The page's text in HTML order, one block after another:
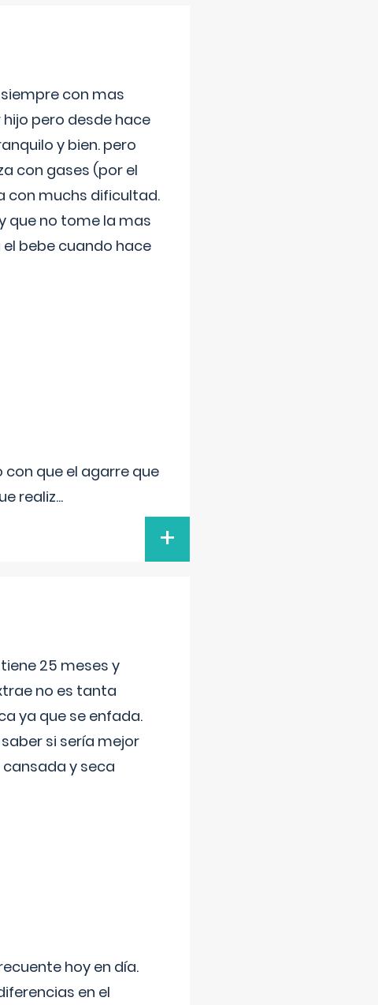
con mas
pero desde hace
y bien. pero
con gases (por el
con muchs dificultad.
que no tome la mas
bebe cuando hace
que el agarre que
realiz...
+
25 meses y
no es tanta
ya que se enfada.
si sería mejor
y seca
hoy en día.
en el